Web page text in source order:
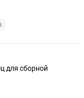
для сборной